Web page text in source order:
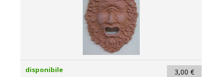
3,00 €
disponibile